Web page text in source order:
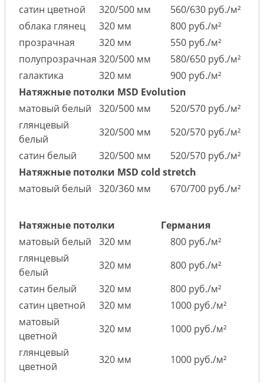
сатин цветной
320/500 мм
560/630 руб./м²
облака глянец
320 мм
800 руб./м²
прозрачная
320 мм
550 руб./м²
полупрозрачная 320/500 мм
580/650 руб./м²
галактика
320 мм
900 руб./м²
Натяжные потолки MSD Evolution
матовый белый
320/500 мм
520/570 руб./м²
глянцевый
белый
320/500 мм
520/570 руб./м²
сатин белый
320/500 мм
520/570 руб./м²
Натяжные потолки MSD cold stretch
матовый белый
320/360 мм 670/700 руб./м²
Натяжные потолки
Германия
матовый белый
320 мм
800 руб./м²
глянцевый
белый
320 мм
800 руб./м²
сатин белый
320 мм
800 руб./м²
сатин цветной
320 мм
1000 руб./м²
матовый
цветной
320 мм
1000 руб./м²
глянцевый
цветной
320 мм 1000 руб./м²